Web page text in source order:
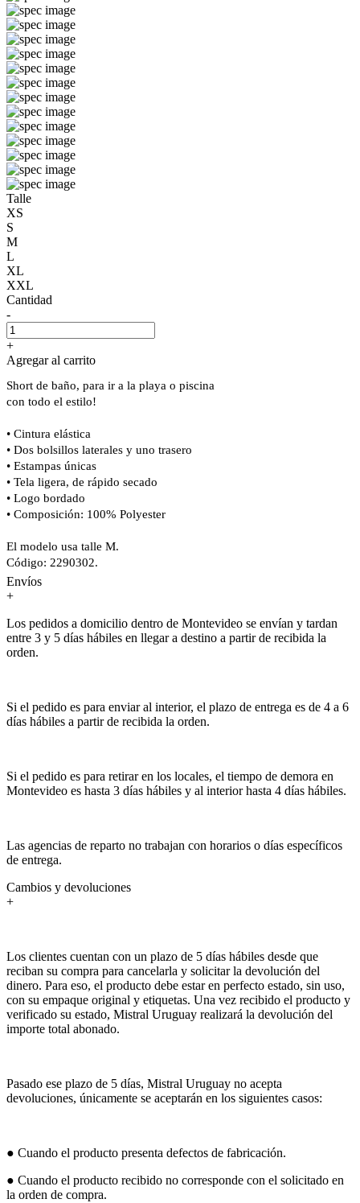
Talle
XS
S
M
L
XL
XXL
Cantidad
-
+
Agregar al carrito
Short de baño, para ir a la playa o piscina
con todo el estilo!
• Cintura elástica
• Dos bolsillos laterales y uno trasero
• Estampas únicas
• Tela ligera, de rápido secado
• Logo bordado
• Composición: 100% Polyester
El modelo usa talle M.
Código: 2290302.
Envíos
+
Los pedidos a domicilio dentro de Montevideo se envían y tardan
entre 3 y 5 días hábiles en llegar a destino a partir de recibida la
orden.
Si el pedido es para enviar al interior, el plazo de entrega es de 4 a 6
días hábiles a partir de recibida la orden.
Si el pedido es para retirar en los locales, el tiempo de demora en
Montevideo es hasta 3 días hábiles y al interior hasta 4 días hábiles.
Las agencias de reparto no trabajan con horarios o días específicos
de entrega.
Cambios y devoluciones
+
Los clientes cuentan con un plazo de 5 días hábiles desde que
reciban su compra para cancelarla y solicitar la devolución del
dinero. Para eso, el producto debe estar en perfecto estado, sin uso,
con su empaque original y etiquetas. Una vez recibido el producto y
verificado su estado, Mistral Uruguay realizará la devolución del
importe total abonado.
Pasado ese plazo de 5 días, Mistral Uruguay no acepta
devoluciones, únicamente se aceptarán en los siguientes casos:
● Cuando el producto presenta defectos de fabricación.
● Cuando el producto recibido no corresponde con el solicitado en
la orden de compra.